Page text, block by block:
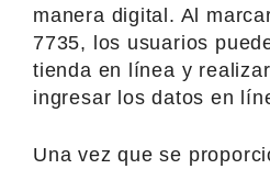
manera digital. Al
7735, los usuarios
tienda en línea y
ingresar los datos en
Una vez que se